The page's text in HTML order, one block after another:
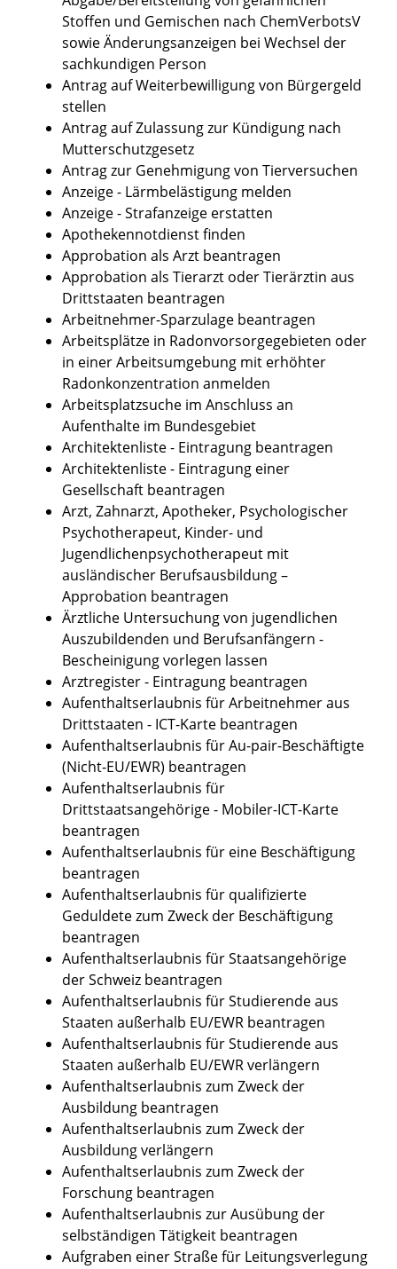
Stoffen und Gemischen nach ChemVerbotsV
sowie Änderungsanzeigen bei Wechsel der
sachkundigen Person
Antrag auf Weiterbewilligung von Bürgergeld
stellen
Antrag auf Zulassung zur Kündigung nach
Mutterschutzgesetz
Antrag zur Genehmigung von Tierversuchen
Anzeige - Lärmbelästigung melden
Anzeige - Strafanzeige erstatten
Apothekennotdienst finden
Approbation als Arzt beantragen
Approbation als Tierarzt oder Tierärztin aus
Drittstaaten beantragen
Arbeitnehmer-Sparzulage beantragen
Arbeitsplätze in Radonvorsorgegebieten oder
in einer Arbeitsumgebung mit erhöhter
Radonkonzentration anmelden
Arbeitsplatzsuche im Anschluss an
Aufenthalte im Bundesgebiet
Architektenliste - Eintragung beantragen
Architektenliste - Eintragung einer
Gesellschaft beantragen
Arzt, Zahnarzt, Apotheker, Psychologischer
Psychotherapeut, Kinder- und
Jugendlichenpsychotherapeut mit
ausländischer Berufsausbildung –
Approbation beantragen
Ärztliche Untersuchung von jugendlichen
Auszubildenden und Berufsanfängern -
Bescheinigung vorlegen lassen
Arztregister - Eintragung beantragen
Aufenthaltserlaubnis für Arbeitnehmer aus
Drittstaaten - ICT-Karte beantragen
Aufenthaltserlaubnis für Au-pair-Beschäftigte
(Nicht-EU/EWR) beantragen
Aufenthaltserlaubnis für
Drittstaatsangehörige - Mobiler-ICT-Karte
beantragen
Aufenthaltserlaubnis für eine Beschäftigung
beantragen
Aufenthaltserlaubnis für qualifizierte
Geduldete zum Zweck der Beschäftigung
beantragen
Aufenthaltserlaubnis für Staatsangehörige
der Schweiz beantragen
Aufenthaltserlaubnis für Studierende aus
Staaten außerhalb EU/EWR beantragen
Aufenthaltserlaubnis für Studierende aus
Staaten außerhalb EU/EWR verlängern
Aufenthaltserlaubnis zum Zweck der
Ausbildung beantragen
Aufenthaltserlaubnis zum Zweck der
Ausbildung verlängern
Aufenthaltserlaubnis zum Zweck der
Forschung beantragen
Aufenthaltserlaubnis zur Ausübung der
selbständigen Tätigkeit beantragen
Aufgraben einer Straße für Leitungsverlegung